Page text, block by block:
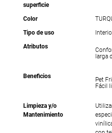
superficie
Color
Tipo de uso
Atributos
larga
Beneficios
Pet
Fácil
Limpieza y/o
Mantenimiento